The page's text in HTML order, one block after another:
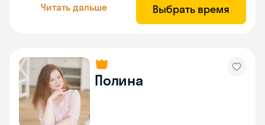
Читать дальше Выбрать время
Полина